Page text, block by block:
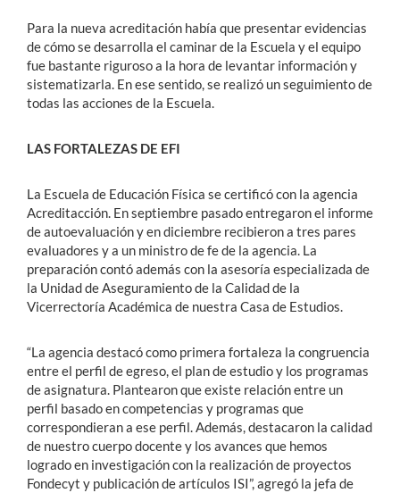
Para la nueva acreditación había que presentar evidencias
de cómo se desarrolla el caminar de la Escuela y el equipo
fue bastante riguroso a la hora de levantar información y
sistematizarla. En ese sentido, se realizó un seguimiento de
todas las acciones de la Escuela.
LAS FORTALEZAS DE EFI
La Escuela de Educación Física se certificó con la agencia
Acreditacción. En septiembre pasado entregaron el informe
de autoevaluación y en diciembre recibieron a tres pares
evaluadores y a un ministro de fe de la agencia. La
preparación contó además con la asesoría especializada de
la Unidad de Aseguramiento de la Calidad de la
Vicerrectoría Académica de nuestra Casa de Estudios.
“La agencia destacó como primera fortaleza la congruencia
entre el perfil de egreso, el plan de estudio y los programas
de asignatura. Plantearon que existe relación entre un
perfil basado en competencias y programas que
correspondieran a ese perfil. Además, destacaron la calidad
de nuestro cuerpo docente y los avances que hemos
logrado en investigación con la realización de proyectos
Fondecyt y publicación de artículos ISI”, agregó la jefa de